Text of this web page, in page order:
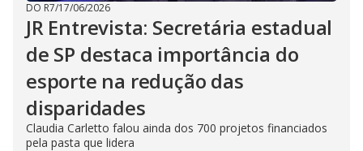
DO R7/17/06/2026
JR Entrevista: Secretária estadual
de SP destaca importância do
esporte na redução das
disparidades
Claudia Carletto falou ainda dos 700 projetos financiados
pela pasta que lidera